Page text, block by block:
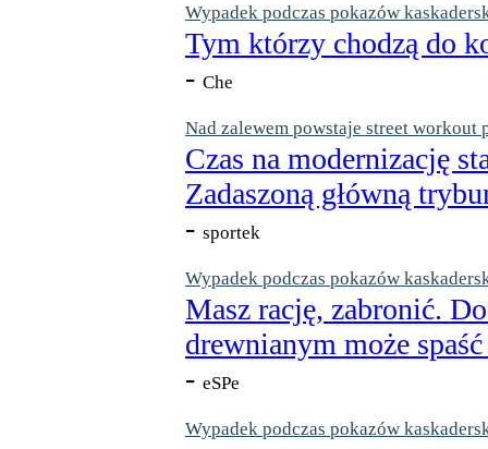
Wypadek podczas pokazów
Tym którzy chodzą do
- Che
Nad zalewem powstaje street workout
Czas na modernizację
Zadaszoną główną
- sportek
Wypadek podczas pokazów
Masz rację, zabronić.
drewnianym może
- eSPe
Wypadek podczas pokazów